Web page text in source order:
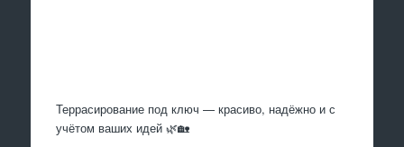
Террасирование под ключ — красиво, надёжно и с
учётом ваших идей 🌿🏡